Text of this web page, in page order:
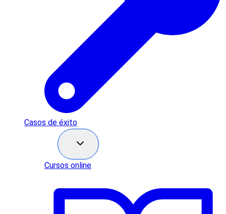
Casos de éxito
Cursos online